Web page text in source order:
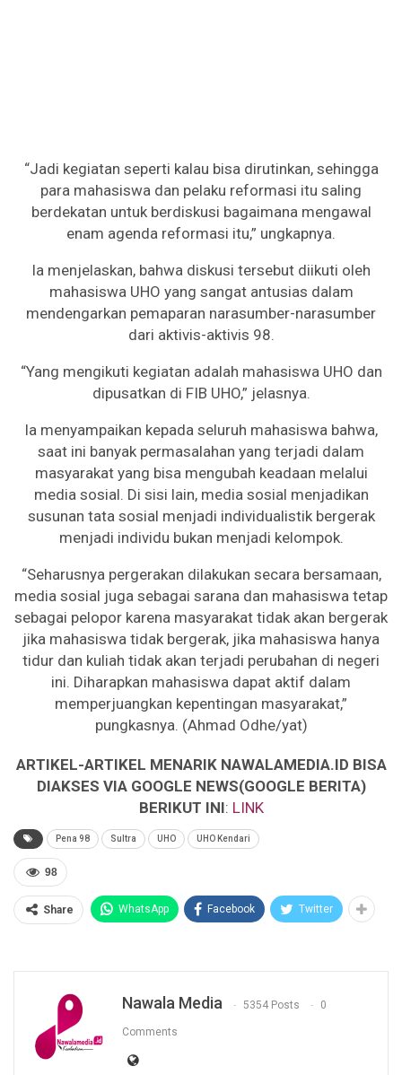
“Jadi kegiatan seperti kalau bisa dirutinkan, sehingga
para mahasiswa dan pelaku reformasi itu saling
berdekatan untuk berdiskusi bagaimana mengawal
enam agenda reformasi itu,” ungkapnya.
Ia menjelaskan, bahwa diskusi tersebut diikuti oleh
mahasiswa UHO yang sangat antusias dalam
mendengarkan pemaparan narasumber-narasumber
dari aktivis-aktivis 98.
“Yang mengikuti kegiatan adalah mahasiswa UHO dan
dipusatkan di FIB UHO,” jelasnya.
Ia menyampaikan kepada seluruh mahasiswa bahwa,
saat ini banyak permasalahan yang terjadi dalam
masyarakat yang bisa mengubah keadaan melalui
media sosial. Di sisi lain, media sosial menjadikan
susunan tata sosial menjadi individualistik bergerak
menjadi individu bukan menjadi kelompok.
“Seharusnya pergerakan dilakukan secara bersamaan,
media sosial juga sebagai sarana dan mahasiswa tetap
sebagai pelopor karena masyarakat tidak akan bergerak
jika mahasiswa tidak bergerak, jika mahasiswa hanya
tidur dan kuliah tidak akan terjadi perubahan di negeri
ini. Diharapkan mahasiswa dapat aktif dalam
memperjuangkan kepentingan masyarakat,”
pungkasnya. (Ahmad Odhe/yat)
ARTIKEL-ARTIKEL MENARIK NAWALAMEDIA.ID BISA
DIAKSES VIA GOOGLE NEWS(GOOGLE BERITA)
BERIKUT INI: LINK
Pena 98 Sultra UHO UHO Kendari
98
Share WhatsApp Facebook Twitter
Nawala Media 5354 Posts 0
Comments